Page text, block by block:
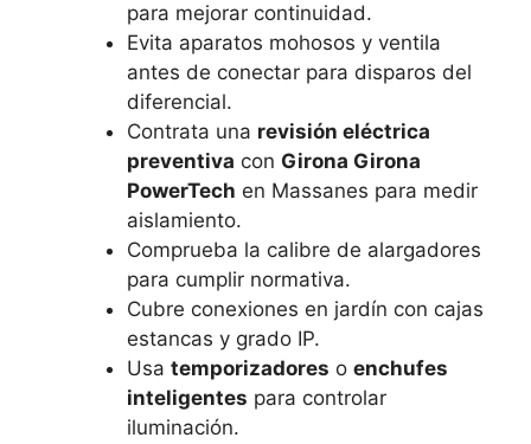
para mejorar continuidad.
Evita aparatos mohosos y ventila
antes de conectar para disparos del
diferencial.
Contrata una revisión eléctrica
preventiva con Girona Girona
PowerTech en Massanes para medir
aislamiento.
Comprueba la calibre de alargadores
para cumplir normativa.
Cubre conexiones en jardín con cajas
estancas y grado IP.
Usa temporizadores o enchufes
inteligentes para controlar
iluminación.